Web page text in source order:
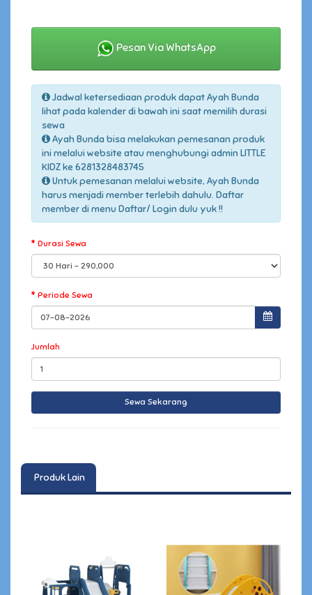
Pesan Via WhatsApp
Jadwal ketersediaan produk dapat Ayah Bunda
lihat pada kalender di bawah ini saat memilih durasi
sewa
Ayah Bunda bisa melakukan pemesanan produk
ini melalui website atau menghubungi admin LITTLE
KIDZ ke 6281328483745
Untuk pemesanan melalui website, Ayah Bunda
harus menjadi member terlebih dahulu. Daftar
member di menu Daftar/ Login dulu yuk !!
Durasi Sewa
Periode Sewa
Jumlah
Produk Lain